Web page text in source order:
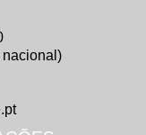
nacional)